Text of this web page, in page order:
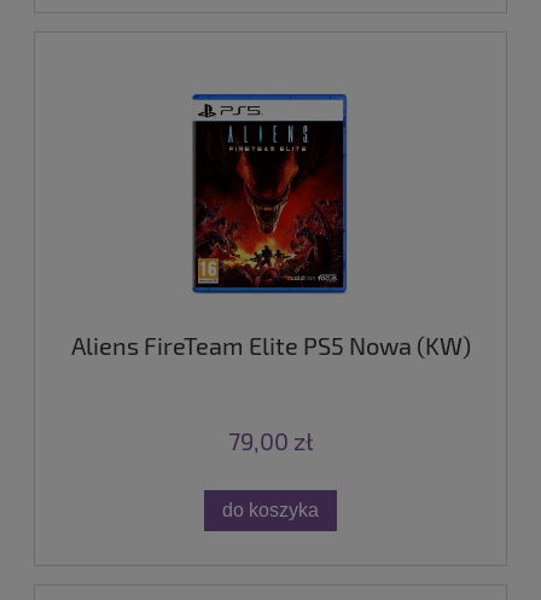
Aliens FireTeam Elite PS5 Nowa (KW)
79,00 zł
do koszyka